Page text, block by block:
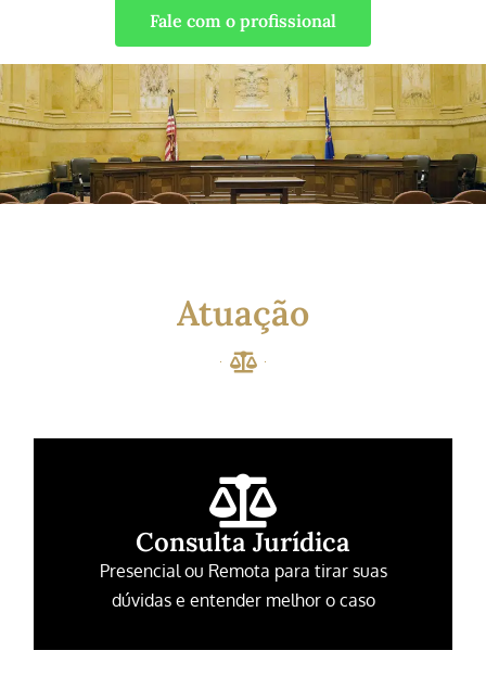
Fale com o profissional
Atuação
Consulta Jurídica
Presencial ou Remota para tirar suas
dúvidas e entender melhor o caso